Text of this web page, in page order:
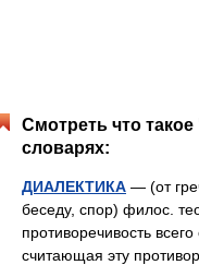
Смотреть что
словарях:
ДИАЛЕКТИКА — (от
беседу, спор) филос.
противоречивость
считающая эту